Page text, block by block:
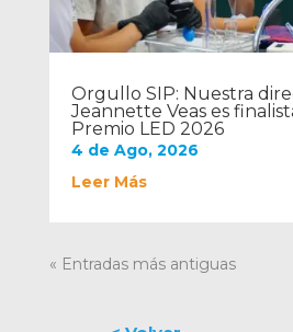
Orgullo SIP: Nuestra
Jeannette Veas es
Premio LED 2026
4 de Ago, 2026
Leer Más
« Entradas más antiguas